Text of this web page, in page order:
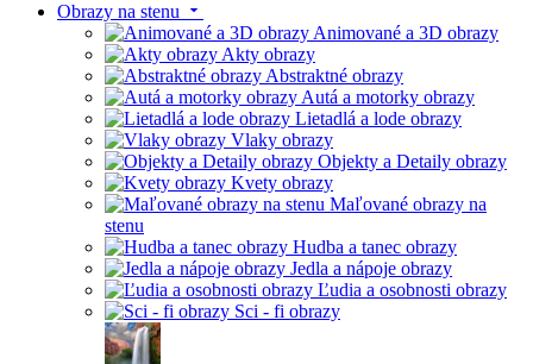
Obrazy na stenu
Animované a 3D obrazy
Akty obrazy
Abstraktné obrazy
Autá a motorky obrazy
Lietadlá a lode obrazy
Vlaky obrazy
Objekty a Detaily obrazy
Kvety obrazy
Maľované obrazy na
stenu
Hudba a tanec obrazy
Jedla a nápoje obrazy
Ľudia a osobnosti obrazy
Sci - fi obrazy